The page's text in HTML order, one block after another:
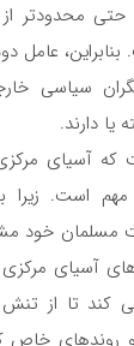
محدودتر از
عامل
سیاسی
دارند.
آسیای
است. زیرا
خود
آسیای مرکزی
کند تا از تنش